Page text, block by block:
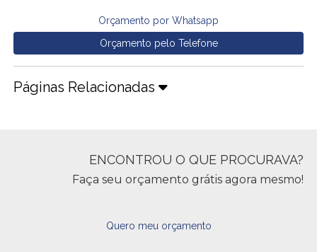
Orçamento por Whatsapp
Orçamento pelo Telefone
Páginas Relacionadas
ENCONTROU O QUE PROCURAVA?
Faça seu orçamento grátis agora mesmo!
Quero meu orçamento